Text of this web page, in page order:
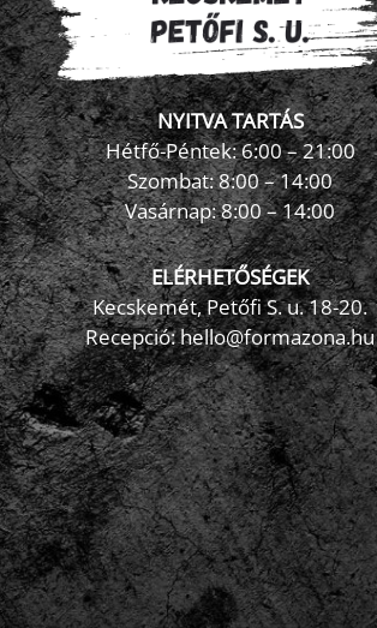
NYITVA TARTÁS
Hétfő-Péntek: 6:00 – 21:00
Szombat: 8:00 – 14:00
Vasárnap: 8:00 – 14:00
ELÉRHETŐSÉGEK
Kecskemét, Petőfi S. u. 18-20.
Recepció: hello@formazona.hu